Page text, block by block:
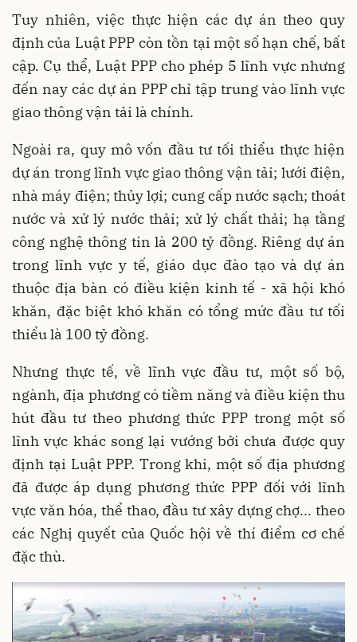
Tuy nhiên, việc thực hiện các dự án theo quy
định của Luật PPP còn tồn tại một số hạn chế, bất
cập. Cụ thể, Luật PPP cho phép 5 lĩnh vực nhưng
đến nay các dự án PPP chỉ tập trung vào lĩnh vực
giao thông vận tải là chính.
Ngoài ra, quy mô vốn đầu tư tối thiểu thực hiện
dự án trong lĩnh vực giao thông vận tải; lưới điện,
nhà máy điện; thủy lợi; cung cấp nước sạch; thoát
nước và xử lý nước thải; xử lý chất thải; hạ tầng
công nghệ thông tin là 200 tỷ đồng. Riêng dự án
trong lĩnh vực y tế, giáo dục đào tạo và dự án
thuộc địa bàn có điều kiện kinh tế - xã hội khó
khăn, đặc biệt khó khăn có tổng mức đầu tư tối
thiểu là 100 tỷ đồng.
Nhưng thực tế, về lĩnh vực đầu tư, một số bộ,
ngành, địa phương có tiềm năng và điều kiện thu
hút đầu tư theo phương thức PPP trong một số
lĩnh vực khác song lại vướng bởi chưa được quy
định tại Luật PPP. Trong khi, một số địa phương
đã được áp dụng phương thức PPP đối với lĩnh
vực văn hóa, thể thao, đầu tư xây dựng chợ... theo
các Nghị quyết của Quốc hội về thí điểm cơ chế
đặc thù.